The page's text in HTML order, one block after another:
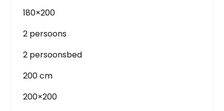
180×200
2 persoons
2 persoonsbed
200 cm
200×200